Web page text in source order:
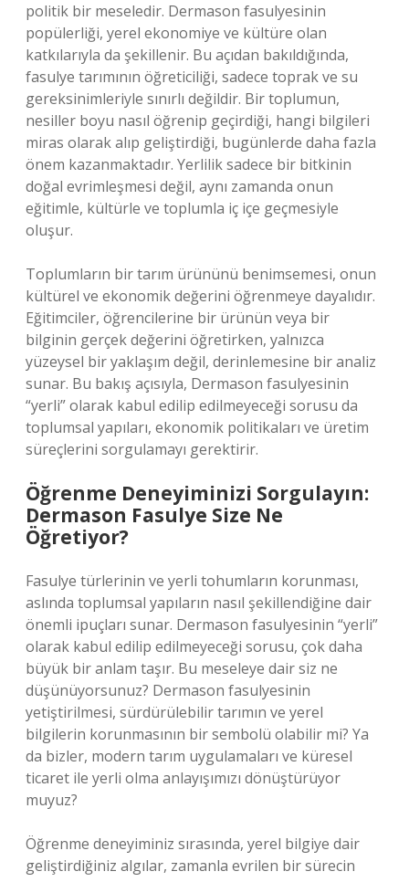
politik bir meseledir. Dermason fasulyesinin
popülerliği, yerel ekonomiye ve kültüre olan
katkılarıyla da şekillenir. Bu açıdan bakıldığında,
fasulye tarımının öğreticiliği, sadece toprak ve su
gereksinimleriyle sınırlı değildir. Bir toplumun,
nesiller boyu nasıl öğrenip geçirdiği, hangi bilgileri
miras olarak alıp geliştirdiği, bugünlerde daha fazla
önem kazanmaktadır. Yerlilik sadece bir bitkinin
doğal evrimleşmesi değil, aynı zamanda onun
eğitimle, kültürle ve toplumla iç içe geçmesiyle
oluşur.
Toplumların bir tarım ürününü benimsemesi, onun
kültürel ve ekonomik değerini öğrenmeye dayalıdır.
Eğitimciler, öğrencilerine bir ürünün veya bir
bilginin gerçek değerini öğretirken, yalnızca
yüzeysel bir yaklaşım değil, derinlemesine bir analiz
sunar. Bu bakış açısıyla, Dermason fasulyesinin
“yerli” olarak kabul edilip edilmeyeceği sorusu da
toplumsal yapıları, ekonomik politikaları ve üretim
süreçlerini sorgulamayı gerektirir.
Öğrenme Deneyiminizi Sorgulayın:
Dermason Fasulye Size Ne
Öğretiyor?
Fasulye türlerinin ve yerli tohumların korunması,
aslında toplumsal yapıların nasıl şekillendiğine dair
önemli ipuçları sunar. Dermason fasulyesinin “yerli”
olarak kabul edilip edilmeyeceği sorusu, çok daha
büyük bir anlam taşır. Bu meseleye dair siz ne
düşünüyorsunuz? Dermason fasulyesinin
yetiştirilmesi, sürdürülebilir tarımın ve yerel
bilgilerin korunmasının bir sembolü olabilir mi? Ya
da bizler, modern tarım uygulamaları ve küresel
ticaret ile yerli olma anlayışımızı dönüştürüyor
muyuz?
Öğrenme deneyiminiz sırasında, yerel bilgiye dair
geliştirdiğiniz algılar, zamanla evrilen bir sürecin